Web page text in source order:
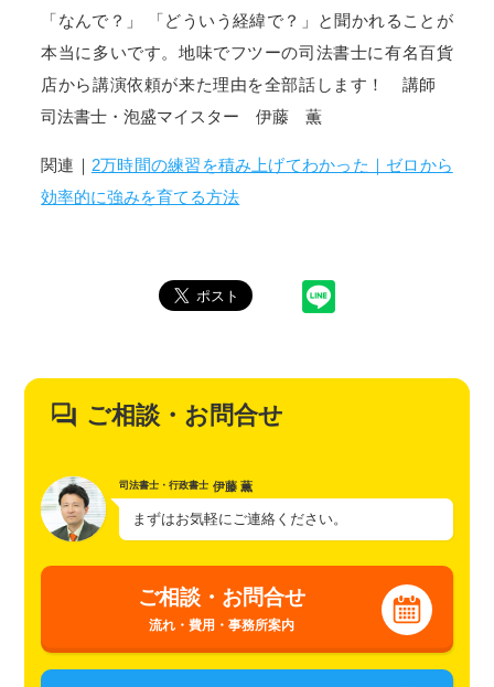
「なんで？」 「どういう経緯で？」と聞かれることが
本当に多いです。地味でフツーの司法書士に有名百貨
店から講演依頼が来た理由を全部話します！ 講師
司法書士・泡盛マイスター 伊藤 薫
関連｜ 2万時間の練習を積み上げてわかった｜ゼロから
効率的に強みを育てる方法
ご相談・お問合せ
司法書士・行政書士 伊藤 薫
まずはお気軽にご連絡ください。
ご相談・お問合せ
流れ・費用・事務所案内